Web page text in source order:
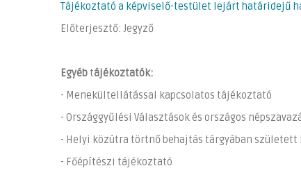
Tájékoztató a képviselő-testület lejárt határidejű
Előterjesztő: Jegyző
Egyéb tájékoztatók:
- Menekültellátással kapcsolatos tájékoztató
- Országgyűlési Választások és országos
- Helyi közútra törtnő behajtás tárgyában
- Főépítészi tájékoztató